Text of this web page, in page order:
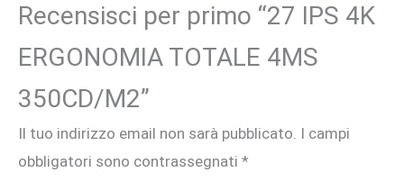
Recensisci per primo “27 IPS 4K
ERGONOMIA TOTALE 4MS
350CD/M2”
Il tuo indirizzo email non sarà pubblicato. I campi
obbligatori sono contrassegnati *